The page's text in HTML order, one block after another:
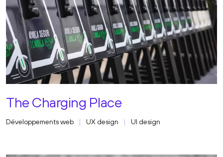
The Charging Place
Développements web UX design UI design